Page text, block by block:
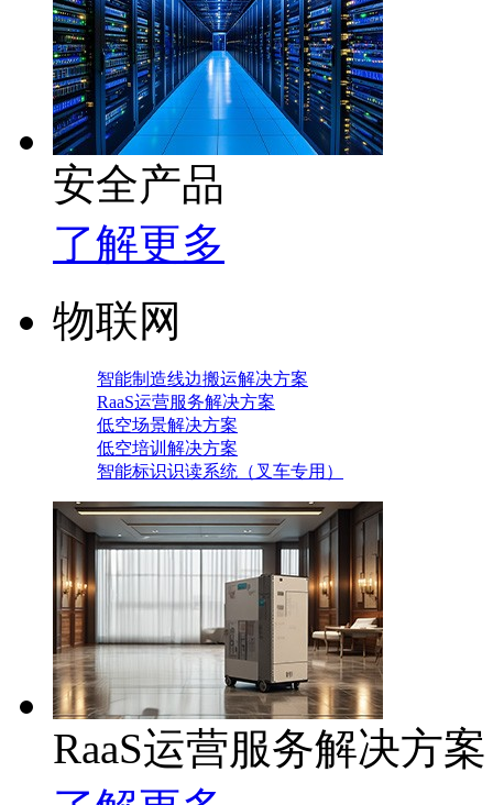
安全产品
了解更多
物联网
智能制造线边搬运解决方案
RaaS运营服务解决方案
低空场景解决方案
低空培训解决方案
智能标识识读系统（叉车专用）
RaaS运营服务解决方案